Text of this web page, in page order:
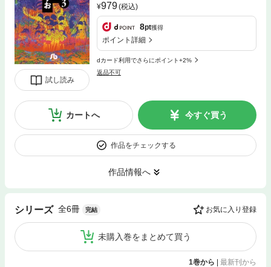
試し読み
979(税込)
8pt獲得
ポイント詳細
dカード利用でさらにポイント+2%
返品不可
カートへ 今すぐ買う
作品をチェックする
作品情報へ
シリーズ 全6冊 完結 お気に入り登録
未購入巻をまとめて買う
1巻から | 最新刊から